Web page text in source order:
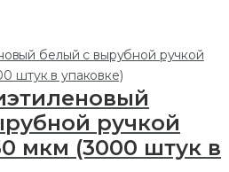
ручкой
мкм (3000 штук в